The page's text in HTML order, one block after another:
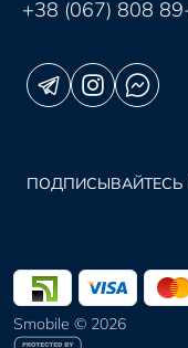
+38 (067) 808
ПОДПИСЫВАЙТЕСЬ
Smobile © 2026